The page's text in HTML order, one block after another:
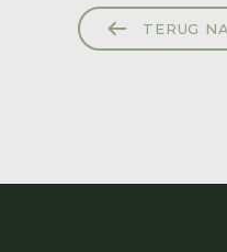
TERUG